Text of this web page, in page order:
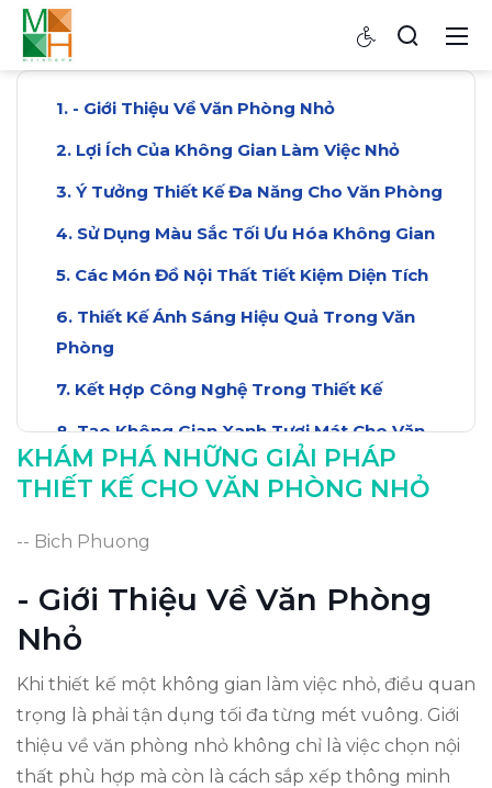
- Giới Thiệu Về Văn Phòng Nhỏ
Lợi Ích Của Không Gian Làm Việc Nhỏ
Ý Tưởng Thiết Kế Đa Năng Cho Văn Phòng
Sử Dụng Màu Sắc Tối Ưu Hóa Không Gian
Các Món Đồ Nội Thất Tiết Kiệm Diện Tích
Thiết Kế Ánh Sáng Hiệu Quả Trong Văn
Phòng
Kết Hợp Công Nghệ Trong Thiết Kế
Tạo Không Gian Xanh Tươi Mát Cho Văn
Phòng
Những Lưu Ý Khi Thiết Kế Văn Phòng Nhỏ
Kết Luận: Khơi Dậy Cảm Hứng Làm Việc
KHÁM PHÁ NHỮNG GIẢI PHÁP
THIẾT KẾ CHO VĂN PHÒNG NHỎ
-- Bich Phuong
- Giới Thiệu Về Văn Phòng
Nhỏ
Khi thiết kế một không gian làm việc nhỏ, điều quan
trọng là phải tận dụng tối đa từng mét vuông. Giới
thiệu về văn phòng nhỏ không chỉ là việc chọn nội
thất phù hợp mà còn là cách sắp xếp thông minh